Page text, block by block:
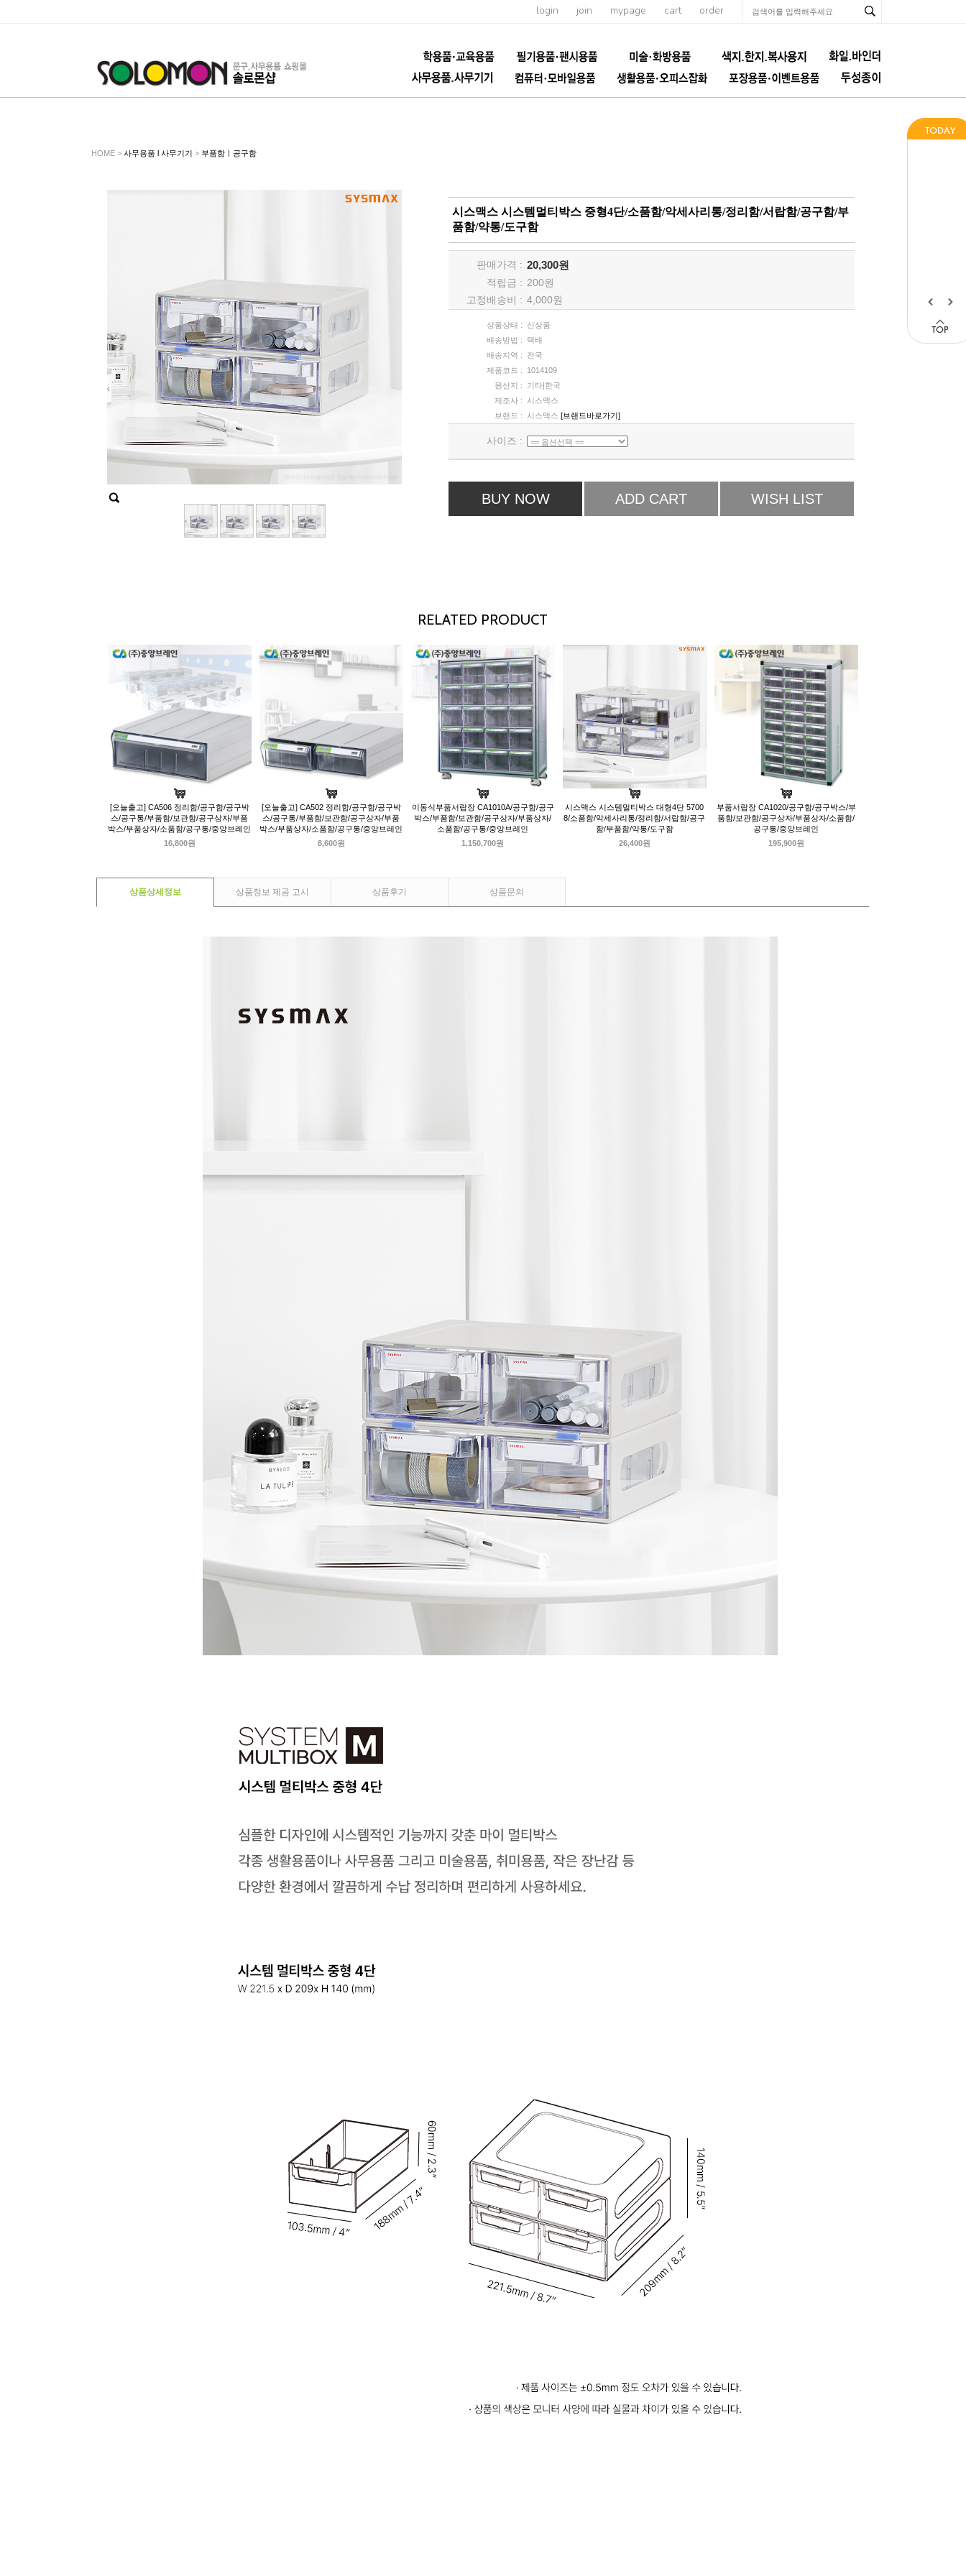
login join mypage cart order
HOME > 사무용품 l 사무기기 > 부품함ㅣ공구함
시스맥스 시스템멀티박스 중형4단/소품함/악세사리통/정리함/서랍함/공구함/부
품함/약통/도구함
판매가격 : 20,300원
적립금 : 200원
고정배송비 : 4,000원
상품상태 :
신상품
배송방법 :
택배
배송지역 :
전국
제품코드 :
1014109
원산지 :
기타|한국
제조사 :
시스맥스
브랜드 :
시스맥스 [브랜드바로가기]
사이즈 :
BUY NOW ADD CART WISH LIST
RELATED PRODUCT
[오늘출고] CA506 정리함/공구함/공구박
스/공구통/부품함/보관함/공구상자/부품
박스/부품상자/소품함/공구통/중앙브레인
16,800원
[오늘출고] CA502 정리함/공구함/공구박
스/공구통/부품함/보관함/공구상자/부품
박스/부품상자/소품함/공구통/중앙브레인
8,600원
이동식부품서랍장 CA1010A/공구함/공구
박스/부품함/보관함/공구상자/부품상자/
소품함/공구통/중앙브레인
1,150,700원
시스맥스 시스템멀티박스 대형4단 5700
8/소품함/악세사리통/정리함/서랍함/공구
함/부품함/약통/도구함
26,400원
부품서랍장 CA1020/공구함/공구박스/부
품함/보관함/공구상자/부품상자/소품함/
공구통/중앙브레인
195,900원
상품상세정보 상품정보 제공 고시 상품후기 상품문의